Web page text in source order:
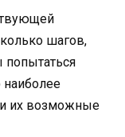
шагов,
наиболее
и их возможные